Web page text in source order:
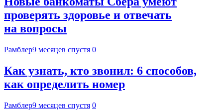
проверять здоровье и отвечать
на вопросы
Рамблер9 месяцев спустя 0
Как узнать, кто звонил: 6 способов,
как определить номер
Рамблер9 месяцев спустя 0